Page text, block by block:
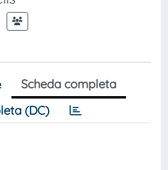
Scheda completa
(DC)